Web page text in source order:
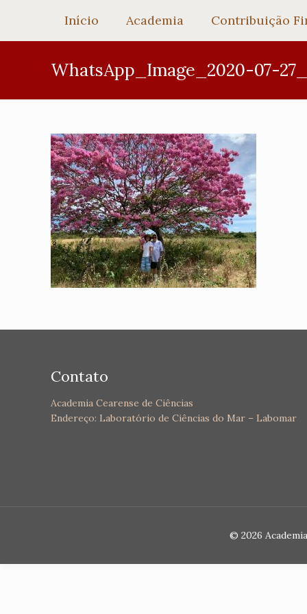
Início Academia Contribuição
WhatsApp_Image_2020-07-
Contato
Academia Cearense de Ciências
Endereço: Laboratório de Ciências do Mar – Labomar
© 2026